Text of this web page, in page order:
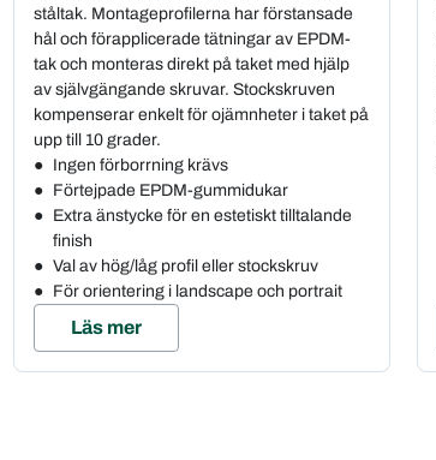
ståltak. Montageprofilerna har förstansade
hål och förapplicerade tätningar av EPDM-
tak och monteras direkt på taket med hjälp
av självgängande skruvar. Stockskruven
kompenserar enkelt för ojämnheter i taket på
upp till 10 grader.
Ingen förborrning krävs
Förtejpade EPDM-gummidukar
Extra änstycke för en estetiskt tilltalande
finish
Val av hög/låg profil eller stockskruv
För orientering i landscape och portrait
Läs mer